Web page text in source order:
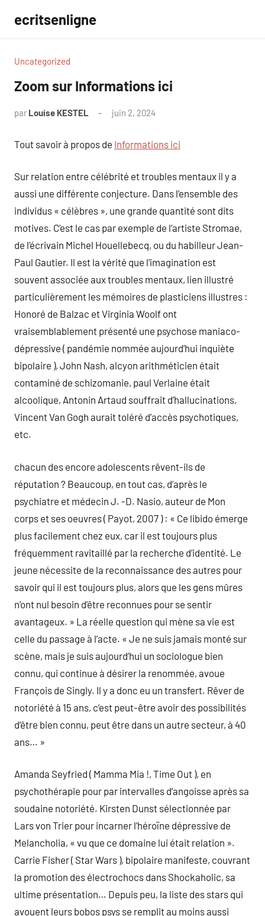
contenu
ecritsenligne
Uncategorized
Zoom sur Informations ici
par Louise KESTEL juin 2, 2024
Tout savoir à propos de Informations ici
Sur relation entre célébrité et troubles mentaux il y a
aussi une différente conjecture. Dans l’ensemble des
individus « célèbres », une grande quantité sont dits
motives. C’est le cas par exemple de l’artiste Stromae,
de l’écrivain Michel Houellebecq, ou du habilleur Jean-
Paul Gautier. Il est la vérité que l’imagination est
souvent associée aux troubles mentaux, lien illustré
particulièrement les mémoires de plasticiens illustres :
Honoré de Balzac et Virginia Woolf ont
vraisemblablement présenté une psychose maniaco-
dépressive ( pandémie nommée aujourd’hui inquiète
bipolaire ), John Nash, alcyon arithméticien était
contaminé de schizomanie, paul Verlaine était
alcoolique, Antonin Artaud souffrait d’hallucinations,
Vincent Van Gogh aurait toléré d’accès psychotiques,
etc.
chacun des encore adolescents rêvent-ils de
réputation ? Beaucoup, en tout cas, d’après le
psychiatre et médecin J. -D. Nasio, auteur de Mon
corps et ses oeuvres ( Payot, 2007 ) : « Ce libido émerge
plus facilement chez eux, car il est toujours plus
fréquemment ravitaillé par la recherche d’identité. Le
jeune nécessite de la reconnaissance des autres pour
savoir qui il est toujours plus, alors que les gens mûres
n’ont nul besoin d’être reconnues pour se sentir
avantageux. » La réelle question qui mène sa vie est
celle du passage à l’acte. « Je ne suis jamais monté sur
scène, mais je suis aujourd’hui un sociologue bien
connu, qui continue à désirer la renommée, avoue
François de Singly. Il y a donc eu un transfert. Rêver de
notoriété à 15 ans, c’est peut-être avoir des possibilités
d’être bien connu, peut être dans un autre secteur, à 40
ans… »
Amanda Seyfried ( Mamma Mia !, Time Out ), en
psychothérapie pour par intervalles d’angoisse après sa
soudaine notoriété. Kirsten Dunst sélectionnée par
Lars von Trier pour incarner l’héroïne dépressive de
Melancholia, « vu que ce domaine lui était relation ».
Carrie Fisher ( Star Wars ), bipolaire manifeste, couvrant
la promotion des électrochocs dans Shockaholic, sa
ultime présentation… Depuis peu, la liste des stars qui
avouent leurs bobos psys se remplit au moins aussi